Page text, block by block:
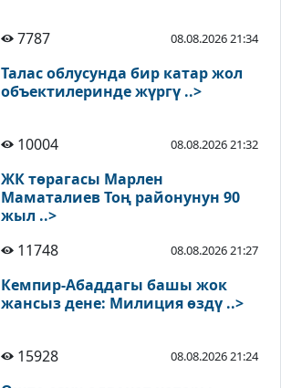
7787 08.08.2026 21:34
Талас облусунда бир катар жол
объектилеринде жүргү ..>
10004 08.08.2026 21:32
ЖК төрагасы Марлен
Маматалиев Тоң районунун 90
жыл ..>
11748
08.08.2026 21:27
Кемпир-Абаддагы башы жок
жансыз дене: Милиция өздү ..>
15928 08.08.2026 21:24